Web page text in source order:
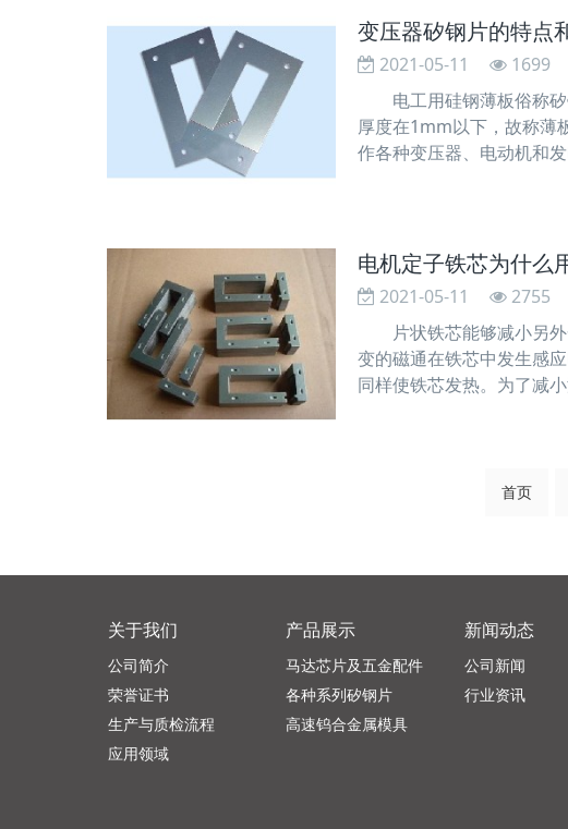
变压器矽钢片的特点
2021-05-11
1699
电工用硅钢薄板俗称矽
厚度在1mm以下，故称薄
作各种变压器、电动机和
电机定子铁芯为什么
2021-05-11
2755
片状铁芯能够减小另外
变的磁通在铁芯中发生感
同样使铁芯发热。为了减
首页
关于我们
公司简介
荣誉证书
生产与质检流程
应用领域
产品展示
马达芯片及五金配件
各种系列矽钢片
高速钨合金属模具
新闻动态
公司新闻
行业资讯